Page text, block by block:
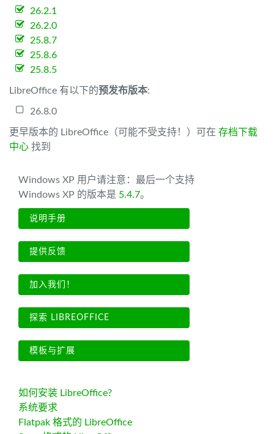
26.2.1
26.2.0
25.8.7
25.8.6
25.8.5
LibreOffice 有以下的预发布版本:
26.8.0
更早版本的 LibreOffice（可能不受支持！）可在 存档下载
中心 找到
Windows XP 用户请注意：最后一个支持
Windows XP 的版本是 5.4.7。
说明手册
提供反馈
加入我们！
探索 LIBREOFFICE
模板与扩展
如何安装 LibreOffice?
系统要求
Flatpak 格式的 LibreOffice